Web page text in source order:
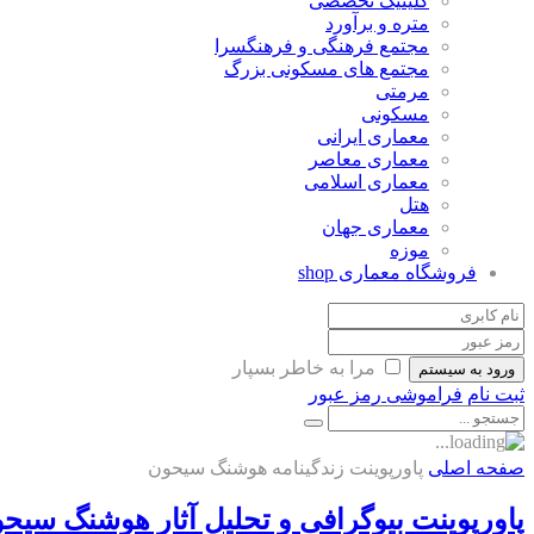
متره و برآورد
مجتمع فرهنگی و فرهنگسرا
مجتمع های مسکونی بزرگ
مرمتی
مسکونی
معماری ایرانی
معماری معاصر
معماری اسلامی
هتل
معماری جهان
موزه
فروشگاه معماری shop
ورود به سیستم
مرا به خاطر بسپار
ثبت نام فراموشی رمز عبور
صفحه اصلی پاورپوینت زندگینامه هوشنگ سیحون
پاورپوینت بیوگرافی و تحلیل آثار هوشنگ